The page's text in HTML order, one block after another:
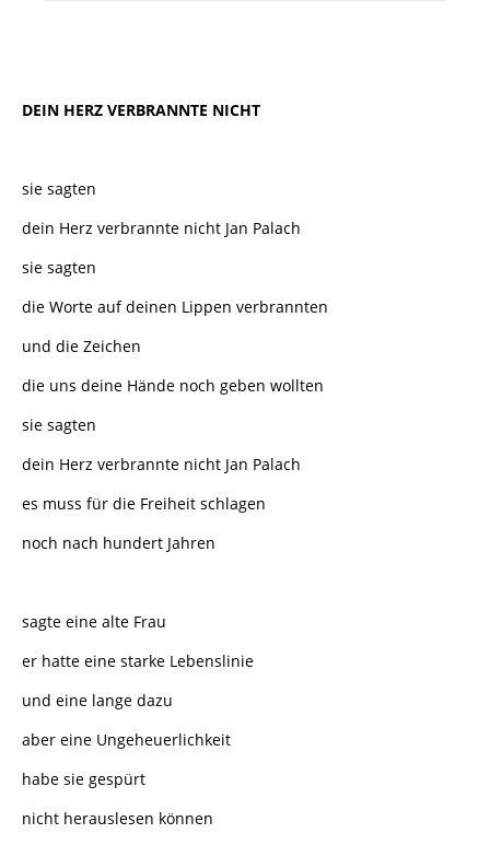
DEIN HERZ VERBRANNTE NICHT
sie sagten
dein Herz verbrannte nicht Jan Palach
sie sagten
die Worte auf deinen Lippen verbrannten
und die Zeichen
die uns deine Hände noch geben wollten
sie sagten
dein Herz verbrannte nicht Jan Palach
es muss für die Freiheit schlagen
noch nach hundert Jahren
sagte eine alte Frau
er hatte eine starke Lebenslinie
und eine lange dazu
aber eine Ungeheuerlichkeit
habe sie gespürt
nicht herauslesen können